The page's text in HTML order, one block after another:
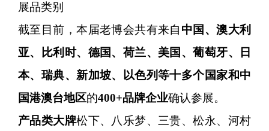
展品类别
截至目前，本届老博会共有来自 中国、澳大利
亚、比利时、德国、荷兰、美国、葡萄牙、日
本、瑞典、新加坡、以色列等十多个国家和中
国港澳台地区的400+品牌企业确认参展。
产品类大牌松下、八乐梦、三贵、松永、河村